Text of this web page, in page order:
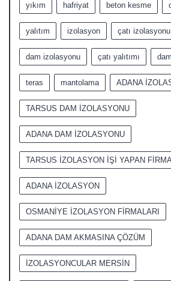
yıkım hafriyat beton kesme
yalıtım izolasyon çatı izolasyonu
dam izolasyonu çatı yalıtımı
teras mantolama ADANA
TARSUS DAM İZOLASYONU
ADANA DAM İZOLASYONU
TARSUS İZOLASYON İŞİ YAPAN
ADANA İZOLASYON
OSMANİYE İZOLASYON FİRMALARI
ADANA DAM AKMASINA ÇÖZÜM
İZOLASYONCULAR MERSİN